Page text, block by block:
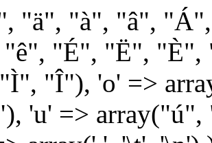
"ä", "à", "â",
"ê", "É", "Ë",
"Î"), 'o' =>
'u' =>